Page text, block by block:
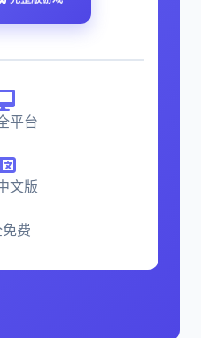
平台
文版
费